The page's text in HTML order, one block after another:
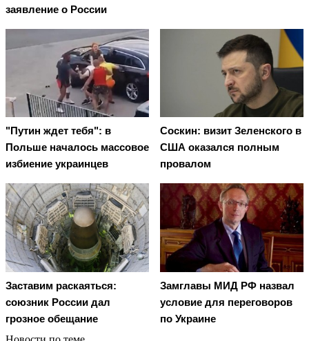
заявление о России
"Путин ждет тебя": в
Польше началось массовое
избиение украинцев
Соскин: визит Зеленского в
США оказался полным
провалом
Заставим раскаяться:
союзник России дал
грозное обещание
Замглавы МИД РФ назвал
условие для переговоров
по Украине